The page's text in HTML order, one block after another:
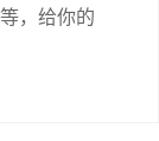
，给你的